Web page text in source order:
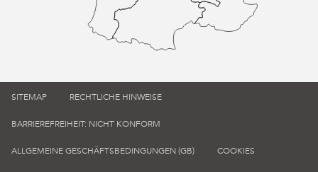
SITEMAP RECHTLICHE HINWEISE
BARRIEREFREIHEIT: NICHT KONFORM
ALLGEMEINE GESCHÄFTSBEDINGUNGEN (GB) COOKIES